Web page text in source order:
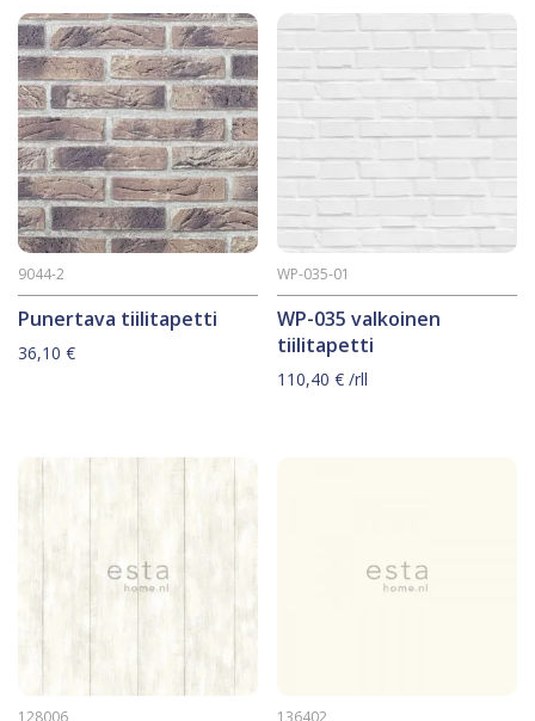
Punertava tiilitapetti
9044-2
36,10 €
WP-035 valkoinen
tiilitapetti
WP-035-01
110,40€ /rll